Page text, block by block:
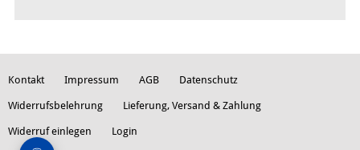
Kontakt Impressum AGB Datenschutz
Widerrufsbelehrung Lieferung, Versand & Zahlung
Widerruf einlegen Login